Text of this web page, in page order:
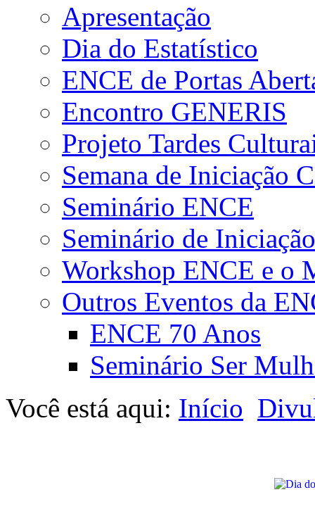
Apresentação
Dia do Estatístico
ENCE de Portas
Encontro GENERIS
Projeto Tardes
Semana de Iniciação
Seminário ENCE
Seminário de
Workshop ENCE e o
Outros Eventos da
ENCE 70 Anos
Seminário Ser
Você está aqui: Início